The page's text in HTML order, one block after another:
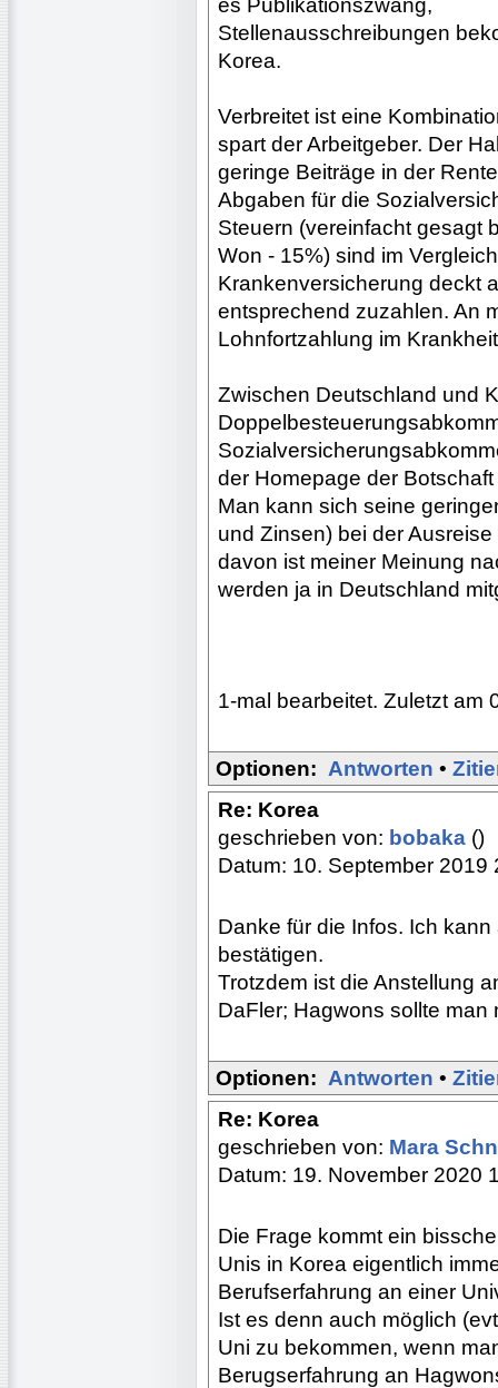
es Publikationszwang,
Stellenausschreibungen
Korea.
Verbreitet ist eine
spart der Arbeitgeber. Der
geringe Beiträge in der
Abgaben für die
Steuern (vereinfacht gesagt
Won - 15%) sind im
Krankenversicherung deckt
entsprechend zuzahlen. An
Lohnfortzahlung im
Zwischen Deutschland und
der Homepage der
Man kann sich seine
und Zinsen) bei der
davon ist meiner Meinung
werden ja in Deutschland
1-mal bearbeitet. Zuletzt am
Optionen: Antworten •
Re: Korea
geschrieben von: bobaka ()
Datum: 10. September 2019
Danke für die Infos. Ich
bestätigen.
Trotzdem ist die Anstellung
DaFler; Hagwons sollte
Optionen: Antworten •
Re: Korea
geschrieben von: Mara
Datum: 19. November 2020
Die Frage kommt ein
Unis in Korea eigentlich
Berufserfahrung an einer
Ist es denn auch möglich
Uni zu bekommen, wenn
Berugserfahrung an